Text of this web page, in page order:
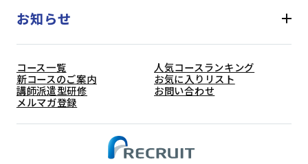
お知らせ
コース一覧
人気コースランキング
新コースのご案内
お気に入りリスト
講師派遣型研修
お問い合わせ
メルマガ登録